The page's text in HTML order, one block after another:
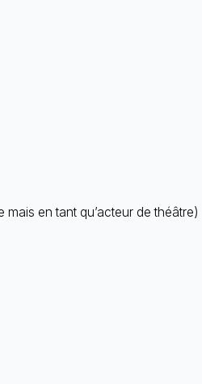
en tant qu’acteur de théâtre)